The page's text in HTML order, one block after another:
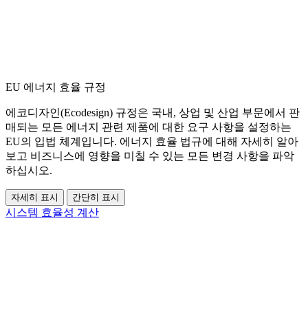
EU 에너지 효율 규정
에코디자인(Ecodesign) 규정은 국내, 상업 및 산업 부문에서 판
매되는 모든 에너지 관련 제품에 대한 요구 사항을 설정하는
EU의 입법 체계입니다. 에너지 효율 법규에 대해 자세히 알아
보고 비즈니스에 영향을 미칠 수 있는 모든 변경 사항을 파악
하십시오.
자세히 표시 간단히 표시
시스템 효율성 계산